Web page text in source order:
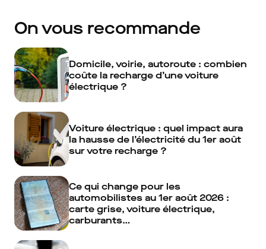
On vous recommande
Domicile, voirie, autoroute : combien
coûte la recharge d’une voiture
électrique ?
Voiture électrique : quel impact aura
la hausse de l’électricité du 1er août
sur votre recharge ?
Ce qui change pour les
automobilistes au 1er août 2026 :
carte grise, voiture électrique,
carburants…